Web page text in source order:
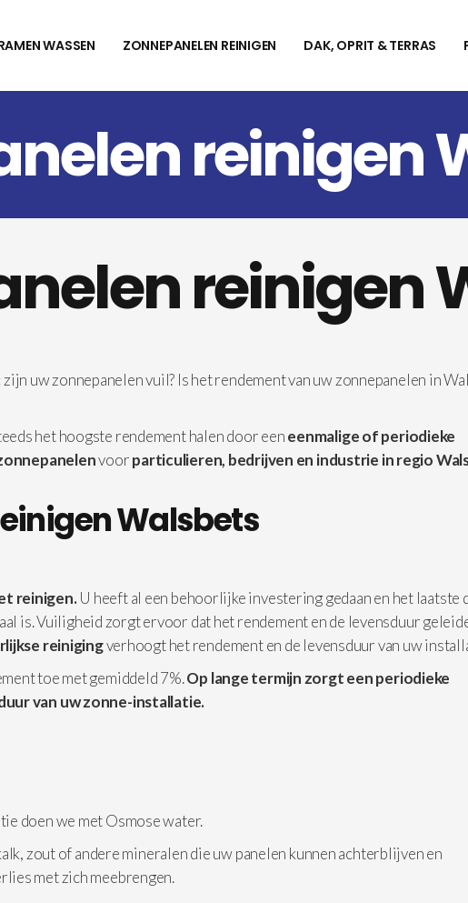
WASSEN ZONNEPANELEN REINIGEN DAK, OPRIT & TERRAS
reinigen
reinigen
zijn uw zonnepanelen vuil? Is het rendement van uw zonnepanelen in
het hoogste rendement halen door eeneenmalige of periodieke
voorparticulieren, bedrijven en industrie inregio
Walsbets
reinigen.U heeft al een behoorlijke investering gedaan en het laatste
is. Vuiligheid zorgt ervoor dat het rendement en de levensduur
reinigingverhoogt het rendement en de levensduur van uw
toe met gemiddeld 7%.Op lange termijn zorgt een periodieke
van uw zonne-installatie.
doen we met Osmose water.
zout of andere mineralen die uw panelen kunnen achterblijven en
met zich meebrengen.